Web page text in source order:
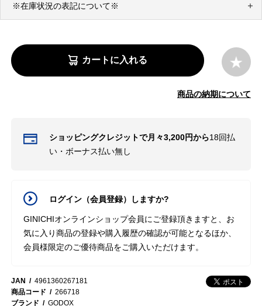
※在庫状況の表記について※
カートに入れる
商品の納期について
ショッピングクレジットで月々3,200円から18回払
い・ボーナス払い無し
ログイン（会員登録）しますか?
GINICHIオンラインショップ会員にご登録頂きますと、お
気に入り商品の登録や購入履歴の確認が可能となるほか、
会員様限定のご優待商品をご購入いただけます。
JAN
4961360267181
商品コード
266718
ブランド
GODOX